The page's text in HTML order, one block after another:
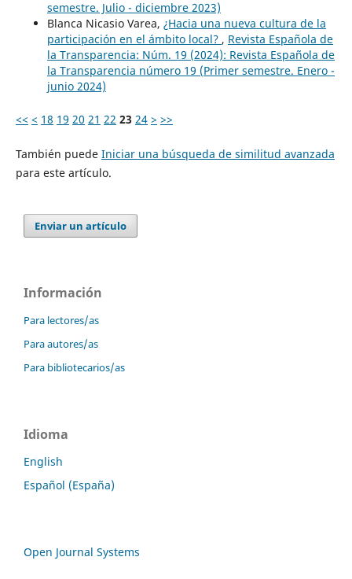
semestre. Julio - diciembre 2023)
Blanca Nicasio Varea, ¿Hacia una nueva cultura de la
participación en el ámbito local? , Revista Española de
la Transparencia: Núm. 19 (2024): Revista Española de
la Transparencia número 19 (Primer semestre. Enero -
junio 2024)
<< < 18 19 20 21 22 23 24 > >>
También puede Iniciar una búsqueda de similitud avanzada
para este artículo.
Enviar un artículo
Información
Para lectores/as
Para autores/as
Para bibliotecarios/as
Idioma
English
Español (España)
Open Journal Systems